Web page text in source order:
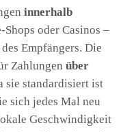
innerhalb
oder Casinos –
Empfängers. Die
Zahlungen über
sie standardisiert ist
sich jedes Mal neu
Geschwindigkeit